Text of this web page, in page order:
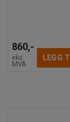
860,-
eks.
MVA
LEGG